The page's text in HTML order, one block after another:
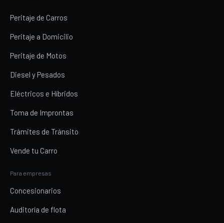
Peritaje de Carros
Peritaje a Domicilio
Peritaje de Motos
Diesel y Pesados
Eléctricos e Híbridos
Toma de Improntas
Trámites de Tránsito
Vende tu Carro
Para empresas
Concesionarios
Auditoría de flota